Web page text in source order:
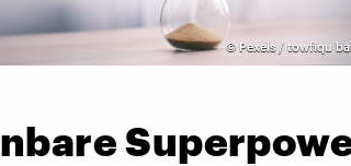
© Pexels / towfiqu